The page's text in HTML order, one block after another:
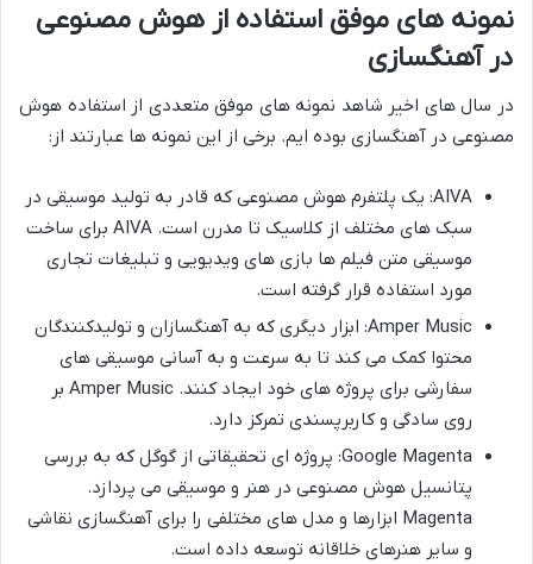
نمونه های موفق استفاده از هوش مصنوعی
در آهنگسازی
در سال های اخیر شاهد نمونه های موفق متعددی از استفاده هوش
مصنوعی در آهنگسازی بوده ایم. برخی از این نمونه ها عبارتند از:
AIVA: یک پلتفرم هوش مصنوعی که قادر به تولید موسیقی در
سبک های مختلف از کلاسیک تا مدرن است. AIVA برای ساخت
موسیقی متن فیلم ها بازی های ویدیویی و تبلیغات تجاری
مورد استفاده قرار گرفته است.
Amper Music: ابزار دیگری که به آهنگسازان و تولیدکنندگان
محتوا کمک می کند تا به سرعت و به آسانی موسیقی های
سفارشی برای پروژه های خود ایجاد کنند. Amper Music بر
روی سادگی و کاربرپسندی تمرکز دارد.
Google Magenta: پروژه ای تحقیقاتی از گوگل که به بررسی
پتانسیل هوش مصنوعی در هنر و موسیقی می پردازد.
Magenta ابزارها و مدل های مختلفی را برای آهنگسازی نقاشی
و سایر هنرهای خلاقانه توسعه داده است.